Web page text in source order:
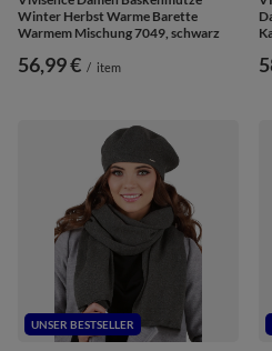
Winter Herbst Warme Barette
Warmem Mischung 7049, schwarz
56,99 € / item
UNSER BESTSELLER